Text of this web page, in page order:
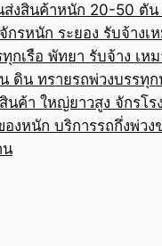
ส่งสินค้าหนัก 20-50 ตัน
กรหนัก ระยอง รับจ้าง
ทุกเรือ พัทยา รับจ้าง เ
ดิน ทรายรถพ่วงบรรทุ
ค้า ใหญ่ยาวสูง จักรโร
องหนัก บริการรถกึ่งพ่ว
น